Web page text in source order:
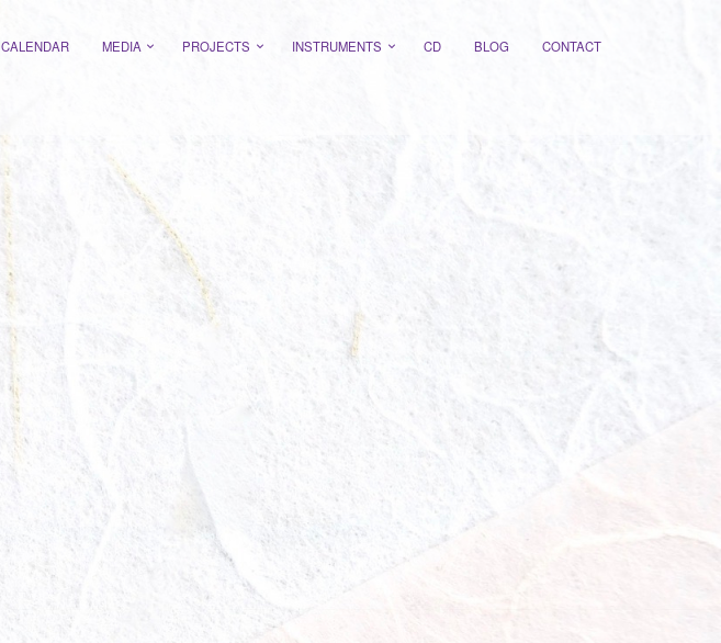
CALENDAR MEDIA PROJECTS INSTRUMENTS CD BLOG CONTACT